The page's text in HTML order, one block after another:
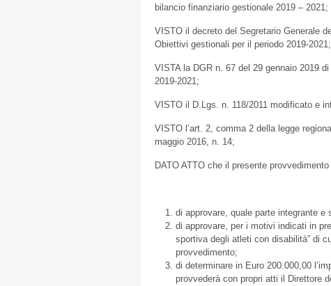
bilancio finanziario gestionale 2019 – 2021;
VISTO il decreto del Segretario Generale
Obiettivi gestionali per il periodo 2019-2021;
VISTA la DGR n. 67 del 29 gennaio 2019
2019-2021;
VISTO il D.Lgs. n. 118/2011 modificato e
VISTO l’art. 2, comma 2 della legge
maggio 2016, n. 14;
DATO ATTO che il presente
di approvare, quale parte integrante
di approvare, per i motivi indicati in
sportiva degli atleti con disabilità” di
provvedimento;
di determinare in Euro 200.000,00
provvederà con propri atti il Direttore